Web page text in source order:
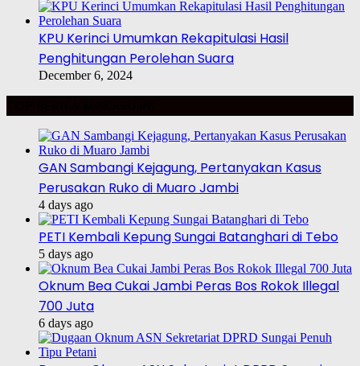
KPU Kerinci Umumkan Rekapitulasi Hasil
Penghitungan Perolehan Suara
December 6, 2024
GAN Sambangi Kejagung, Pertanyakan Kasus
Perusakan Ruko di Muaro Jambi
4 days ago
PETI Kembali Kepung Sungai Batanghari di Tebo
5 days ago
Oknum Bea Cukai Jambi Peras Bos Rokok Illegal
700 Juta
6 days ago